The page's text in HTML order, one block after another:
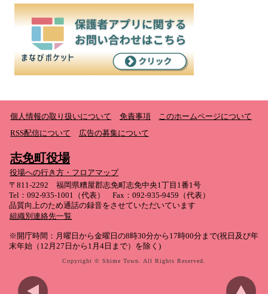
個人情報の取り扱いについて 免責事項
このホームページについて
RSS配信について
広告の募集について
志免町役場
役場への行き方・フロアマップ
〒811-2292 福岡県糟屋郡志免町志免中央1丁目1番1号
Tel：092-935-1001（代表） Fax：092-935-9459（代表）
品質向上のため通話の録音をさせていただいています
組織別連絡先一覧
※開庁時間：月曜日から金曜日の8時30分から17時00分まで(祝日及び年
末年始（12月27日から1月4日まで）を除く)
Copyright © Shime Town. All Rights Reserved.